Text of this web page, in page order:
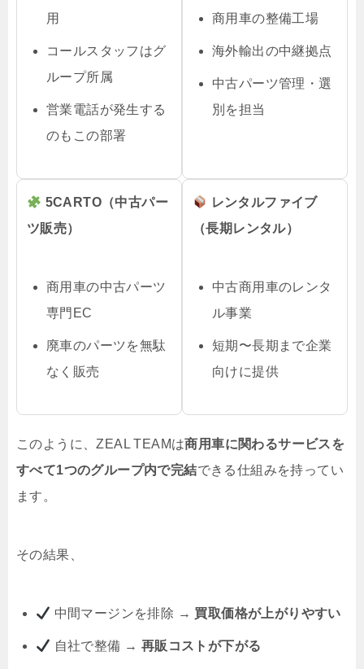
用
コールスタッフはグ
ループ所属
営業電話が発生する
のもこの部署
商用車の整備工場
海外輸出の中継拠点
中古パーツ管理・選
別を担当
5CARTO（中古パー
ツ販売）
商用車の中古パーツ
専門EC
廃車のパーツを無駄
なく販売
レンタルファイブ
（長期レンタル）
中古商用車のレンタ
ル事業
短期〜長期まで企業
向けに提供
このように、ZEAL TEAMは商用車に関わるサービスを
すべて1つのグループ内で完結できる仕組みを持ってい
ます。
その結果、
中間マージンを排除 → 買取価格が上がりやすい
自社で整備 → 再販コストが下がる